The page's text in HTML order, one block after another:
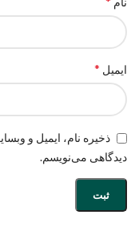
ایمیل *
ذخیره نام، ایمیل و
دیدگاهی می‌نویسم.